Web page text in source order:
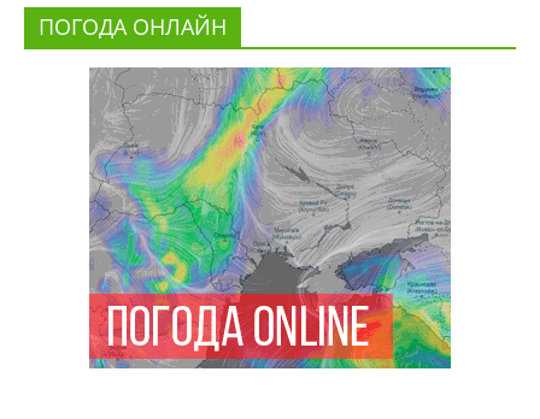
ПОГОДА ОНЛАЙН